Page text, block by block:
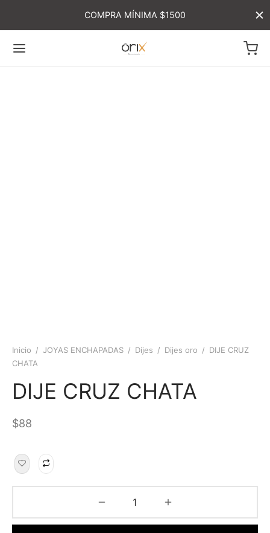
COMPRA MÍNIMA $1500
Inicio / JOYAS ENCHAPADAS / Dijes / Dijes oro / DIJE CRUZ
CHATA
DIJE CRUZ CHATA
$88